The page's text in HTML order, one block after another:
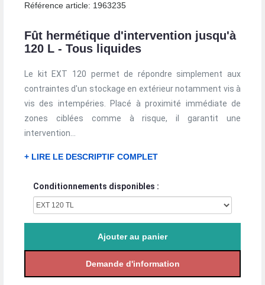
Référence article: 1963235
Fût hermétique d'intervention jusqu'à
120 L - Tous liquides
Le kit EXT 120 permet de répondre simplement aux
contraintes d'un stockage en extérieur notamment vis à
vis des intempéries. Placé à proximité immédiate de
zones ciblées comme à risque, il garantit une
intervention...
+ LIRE LE DESCRIPTIF COMPLET
Conditionnements disponibles :